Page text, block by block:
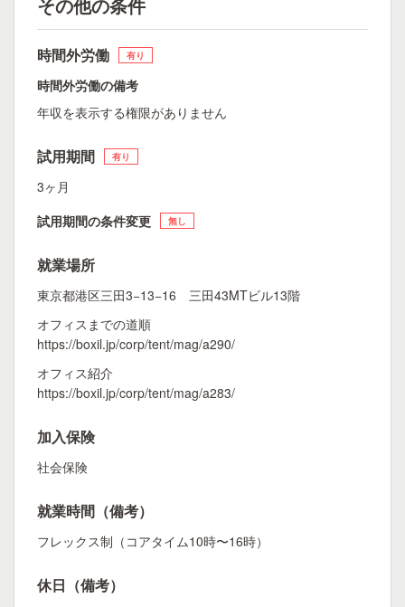
時間外労働 有り
時間外労働の備考
年収を表示する権限がありません
試用期間 有り
3ヶ月
試用期間の条件変更
無し
就業場所
東京都港区三田3−13−16 三田43MTビル13階
オフィスまでの道順
https://boxil.jp/corp/tent/mag/a290/
オフィス紹介
https://boxil.jp/corp/tent/mag/a283/
加入保険
社会保険
就業時間（備考）
フレックス制（コアタイム10時〜16時）
休日（備考）